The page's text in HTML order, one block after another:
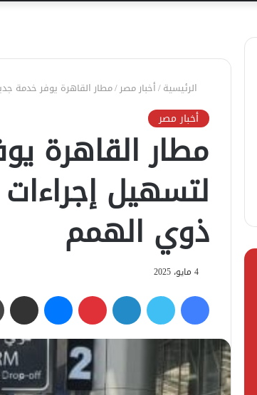
الرئيسية/أخبار مصر/مطار القاهرة يوفر خدمة
أخبار مصر
مطار القاهرة
لتسهيل
ذوي الهمم
4 مايو، 2025
فيسبوك تويتر لينكدإن بينتيريست ماسنجر